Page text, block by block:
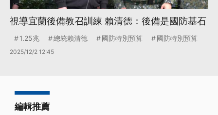
視導宜蘭後備教召訓練 賴清德：後備是國防基石
1.25兆 總統賴清德 國防特別預算 國防特別預算
2025/12/2 12:45
編輯推薦